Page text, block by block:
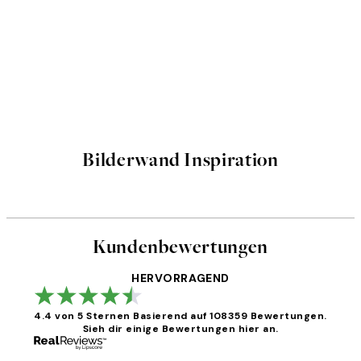
Bilderwand Inspiration
Kundenbewertungen
HERVORRAGEND
4.4 von 5 Sternen Basierend auf 108359 Bewertungen.
Sieh dir einige Bewertungen hier an.